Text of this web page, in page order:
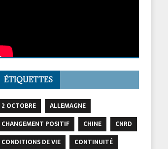
ÉTIQUETTES
2 OCTOBRE
ALLEMAGNE
CHANGEMENT POSITIF
CHINE
CNRD
CONDITIONS DE VIE
CONTINUITÉ